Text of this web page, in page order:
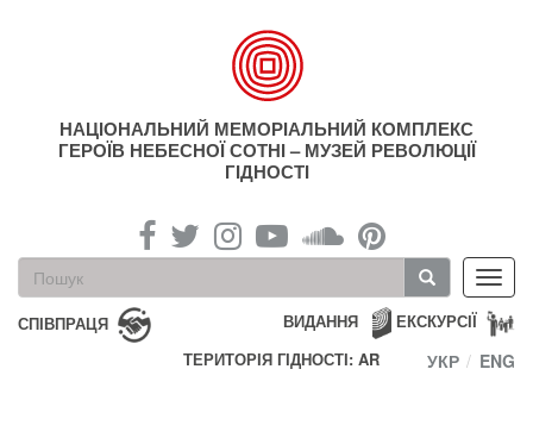
НАЦІОНАЛЬНИЙ МЕМОРІАЛЬНИЙ КОМПЛЕКС
ГЕРОЇВ НЕБЕСНОЇ СОТНІ – МУЗЕЙ РЕВОЛЮЦІЇ
ГІДНОСТІ
Пошукова
форма
Пошук
СПІВПРАЦЯ ЕКСКУРСІЇ
ВИДАННЯ
ТЕРИТОРІЯ ГІДНОСТІ: AR
УКР ENG